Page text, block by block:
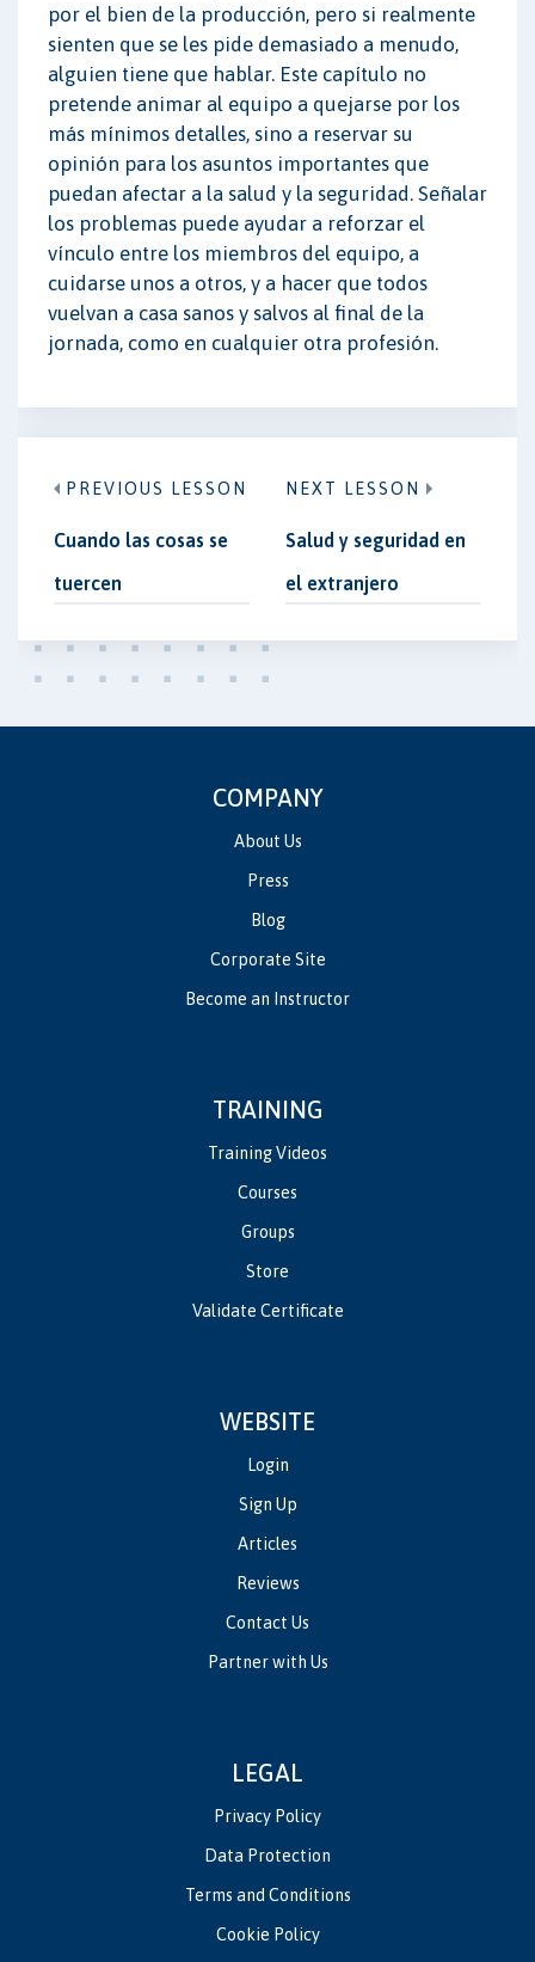
por el bien de la producción, pero si realmente
sienten que se les pide demasiado a menudo,
alguien tiene que hablar. Este capítulo no
pretende animar al equipo a quejarse por los
más mínimos detalles, sino a reservar su
opinión para los asuntos importantes que
puedan afectar a la salud y la seguridad. Señalar
los problemas puede ayudar a reforzar el
vínculo entre los miembros del equipo, a
cuidarse unos a otros, y a hacer que todos
vuelvan a casa sanos y salvos al final de la
jornada, como en cualquier otra profesión.
PREVIOUS LESSON
Cuando las cosas se
tuercen
NEXT LESSON
Salud y seguridad en
el extranjero
COMPANY
About Us
Press
Blog
Corporate Site
Become an Instructor
TRAINING
Training Videos
Courses
Groups
Store
Validate Certificate
WEBSITE
Login
Sign Up
Articles
Reviews
Contact Us
Partner with Us
LEGAL
Privacy Policy
Data Protection
Terms and Conditions
Cookie Policy